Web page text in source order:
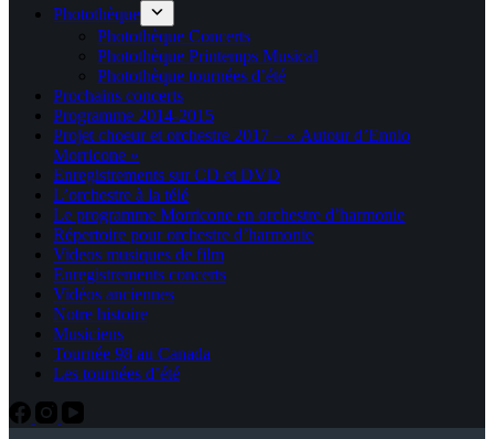
Photothèque
Photothèque Concerts
Photothèque Printemps Musical
Photothèque tournées d’été
Prochains concerts
Programme 2014-2015
Projet choeur et orchestre 2017 – « Autour d’Ennio
Morricone »
Enregistrements sur CD et DVD
L’orchestre à la télé
Le programme Morricone en orchestre d’harmonie
Répertoire pour orchestre d’harmonie
Videos musiques de film
Enregistrements concerts
Vidéos anciennes
Notre histoire
Musiciens
Tournée 98 au Canada
Les tournées d’été